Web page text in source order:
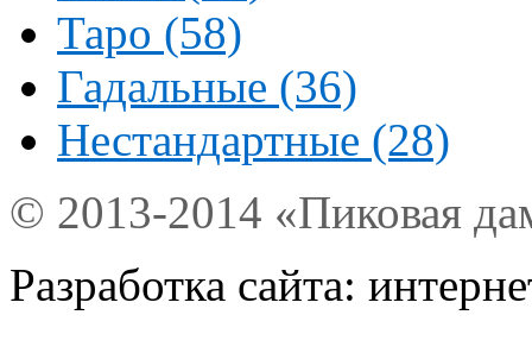
Таро (58)
Гадальные (36)
Нестандартные (28)
© 2013-2014 «Пиковая
Разработка сайта: